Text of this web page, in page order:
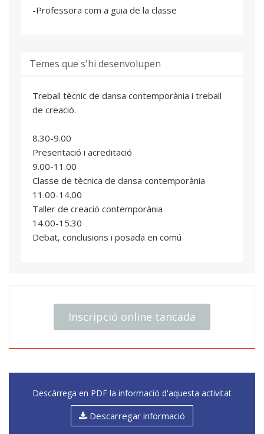
-Professora com a guia de la classe
Temes que s'hi desenvolupen
Treball tècnic de dansa contemporània i treball
de creació.
8.30-9.00
Presentació i acreditació
9.00-11.00
Classe de tècnica de dansa contemporània
11.00-14.00
Taller de creació contemporània
14.00-15.30
Debat, conclusions i posada en comú
Inscripció online tancada
Descàrrega en PDF la informació d'aquesta activitat
Descarregar informació